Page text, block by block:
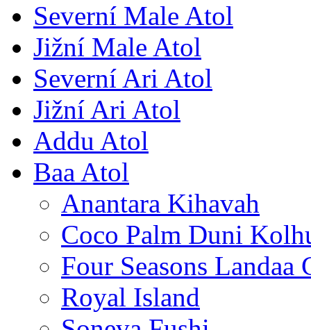
Severní Male Atol
Jižní Male Atol
Severní Ari Atol
Jižní Ari Atol
Addu Atol
Baa Atol
Anantara Kihavah
Coco Palm Duni
Four Seasons Landaa
Royal Island